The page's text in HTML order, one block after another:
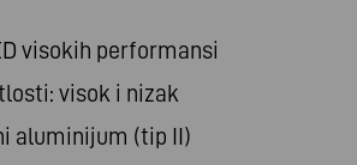
visokih performansi
visok i nizak
aluminijum (tip II)